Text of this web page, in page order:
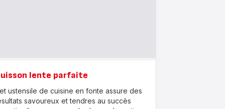
lente parfaite
ustensile de cuisine en fonte assure des
savoureux et tendres au succès